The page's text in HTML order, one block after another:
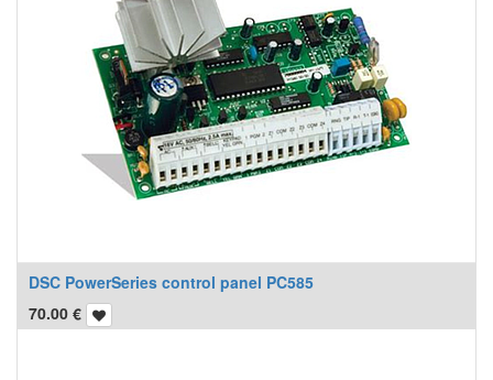
DSC PowerSeries control panel PC585
70.00 €